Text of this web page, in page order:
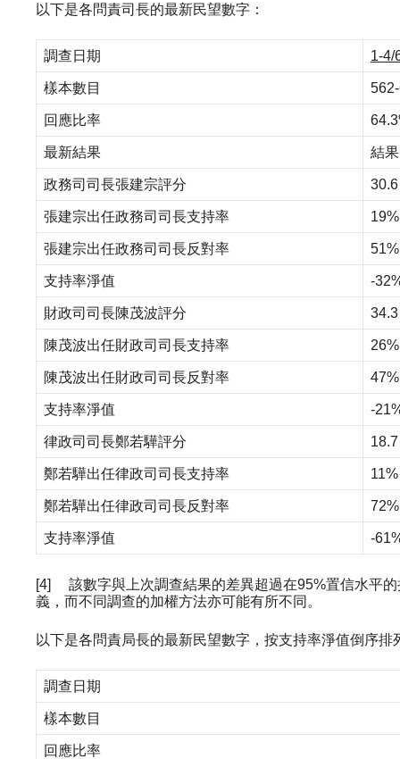
以下是各問責司長的最新民望數字：
調查日期 1-4/
樣本數目
回應比率
最新結果 結果
政務司司長張建宗評分 30.6
張建宗出任政務司司長支持率 19%
張建宗出任政務司司長反對率 51%
支持率淨值 -
財政司司長陳茂波評分 34.3
陳茂波出任財政司司長支持率 26%
陳茂波出任財政司司長反對率 47%
支持率淨值 -
律政司司長鄭若驊評分 18.7
鄭若驊出任律政司司長支持率 11%
鄭若驊出任律政司司長反對率 72%
支持率淨值 -
[4] 該數字與上次調查結果的差異超過在95%置信水平
義，而不同調查的加權方法亦可能有所不同。
以下是各問責局長的最新民望數字，按支持率淨值倒序排
調查日期
樣本數目
回應比率